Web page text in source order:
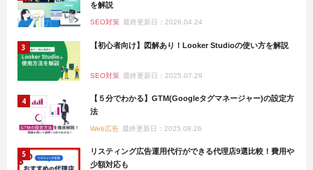
を解説
SEO対策 最終更新日：2026.04.24
【初心者向け】図解あり！Looker Studioの使い方を解説
SEO対策 最終更新日：2025.07.29
【５分でわかる】GTM(Googleタグマネージャー)の設定方
法
Web広告 最終更新日：2025.08.26
リスティング広告運用代行ができる代理店9選比較！費用や
少額対応も